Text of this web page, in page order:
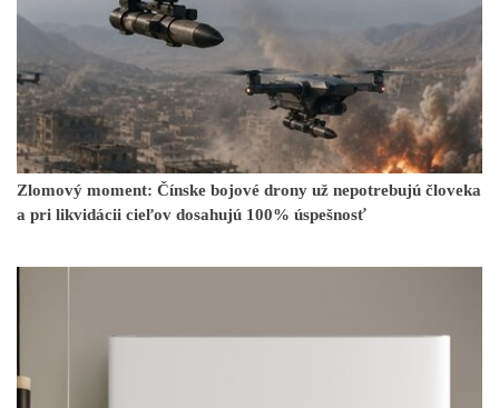
Zlomový moment: Čínske bojové drony už nepotrebujú človeka
a pri likvidácii cieľov dosahujú 100% úspešnosť